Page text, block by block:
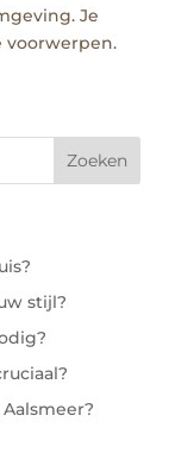
Je
voorwerpen.
stijl?